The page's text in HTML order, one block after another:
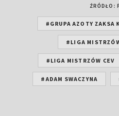
ŹRÓDŁO:
#GRUPA AZOTY ZAKSA
#LIGA
#LIGA MISTRZÓW CEV
#ADAM SWACZYNA